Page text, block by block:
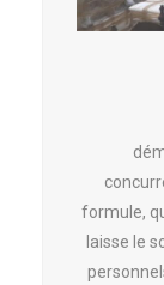
formule,
laisse le